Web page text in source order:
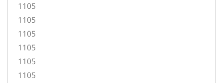
1105
1105
1105
1105
1105
1105